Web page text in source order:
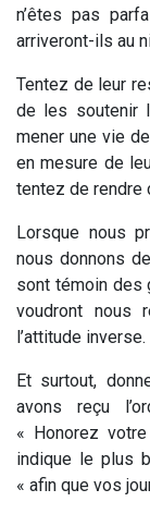
n’êtes pas
arriveront-ils au
Tentez de leur
de les soutenir
mener une vie
en mesure de
tentez de rendre
Lorsque nous
nous donnons
sont témoin des
voudront nous
l’attitude inverse.
Et surtout,
avons reçu
« Honorez
indique le plus
« afin que vos